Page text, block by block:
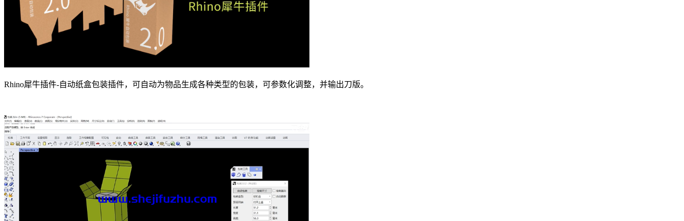
Rhino犀牛插件-自动纸盒包装插件，可自动为物品生成各种类型的包装，可参数化调整，并输出刀版。